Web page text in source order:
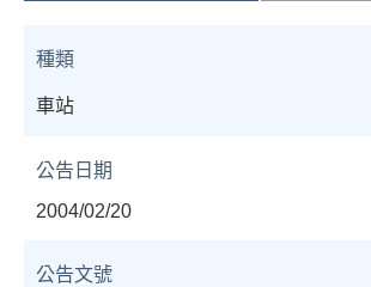
種類
車站
公告日期
2004/02/20
公告文號